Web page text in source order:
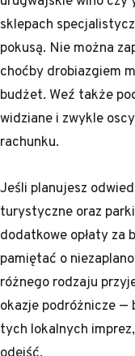
sklepach
pokusą. Nie można
choćby drobiazgiem
budżet. Weź także
widziane i zwykle
rachunku.
Jeśli planujesz
turystyczne oraz
dodatkowe opłaty za
pamiętać o
różnego rodzaju
okazje podróżnicze —
tych lokalnych